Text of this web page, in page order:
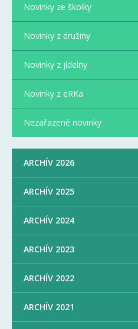
Novinky ze školky
Novinky z družiny
Novinky z jídelny
Novinky z eRKa
Nezařazené novinky
ARCHÍV 2026
ARCHÍV 2025
ARCHÍV 2024
ARCHÍV 2023
ARCHÍV 2022
ARCHÍV 2021